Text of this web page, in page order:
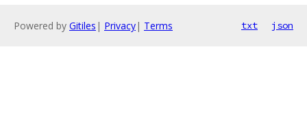
Powered by Gitiles | Privacy| Terms txt json